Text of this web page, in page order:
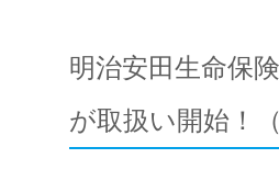
明治安田生命保
が取扱い開始！（